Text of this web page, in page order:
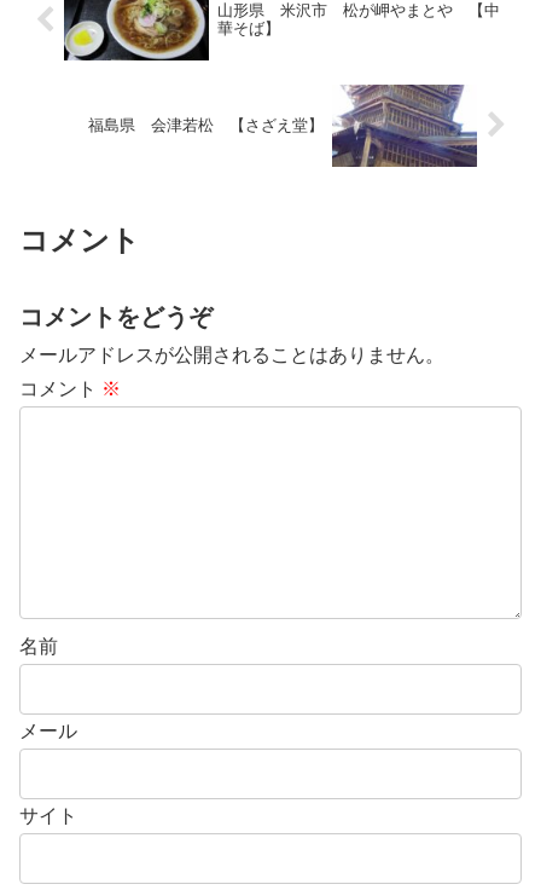
山形県 米沢市 松が岬やまとや 【中
華そば】
福島県 会津若松 【さざえ堂】
コメント
コメントをどうぞ
メールアドレスが公開されることはありません。
コメント ※
名前
メール
サイト